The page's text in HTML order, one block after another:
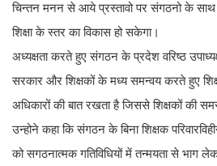
चिन्तन मनन से आये प्रस्तावो पर संगठनो के साथ
शिक्षा के स्तर का विकास हो सकेगा।
अध्यक्षता करते हुए संगठन के प्रदेश वरिष्ठ
सरकार और शिक्षकों के मध्य समन्वय करते हुए
अधिकारों की बात रखता है जिससे शिक्षकों की
उन्होने कहा कि संगठन के बिना शिक्षक
को सगठनात्मक गतिविधियों में तन्मयता से भाग